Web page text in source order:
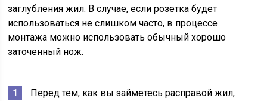
заглубления жил. В случае, если розетка будет
использоваться не слишком часто, в процессе
монтажа можно использовать обычный хорошо
заточенный нож.
Перед тем, как вы займетесь расправой жил,